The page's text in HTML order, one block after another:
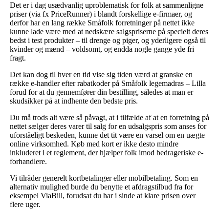
Det er i dag usædvanlig uproblematisk for folk at sammenligne
priser (via fx PriceRunner) i blandt forskellige e-firmaer, og
derfor har en lang række Småfolk forretninger på nettet ikke
kunne lade være med at nedskære salgspriserne på specielt deres
bedst i test produkter – til drenge og piger, og yderligere også til
kvinder og mænd – voldsomt, og endda nogle gange yde fri
fragt.
Det kan dog til hver en tid vise sig tiden værd at granske en
række e-handler efter rabatkoder på Småfolk legemadras – Lilla
forud for at du gennemfører din bestilling, således at man er
skudsikker på at indhente den bedste pris.
Du må trods alt være så påvagt, at i tilfælde af at en forretning på
nettet sælger deres varer til salg for en udsalgspris som anses for
uforståeligt beskeden, kunne det tit være en varsel om en uægte
online virksomhed. Køb med kort er ikke desto mindre
inkluderet i et reglement, der hjælper folk imod bedrageriske e-
forhandlere.
Vi tilråder generelt kortbetalinger eller mobilbetaling. Som en
alternativ mulighed burde du benytte et afdragstilbud fra for
eksempel ViaBill, forudsat du har i sinde at klare prisen over
flere uger.